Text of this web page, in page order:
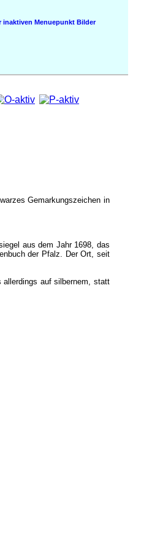
Bilder
Gemarkungszeichen in
aus dem Jahr 1698, das
der Pfalz. Der Ort, seit
allerdings auf silbernem, statt